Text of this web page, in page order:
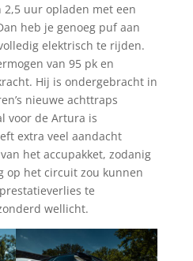
2,5 uur opladen met een
heb je genoeg puf aan
elektrisch te rijden.
van 95 pk en
Hij is ondergebracht in
nieuwe achttraps
voor de Artura is
extra veel aandacht
het accupakket, zodanig
op het circuit zou kunnen
te
wellicht.